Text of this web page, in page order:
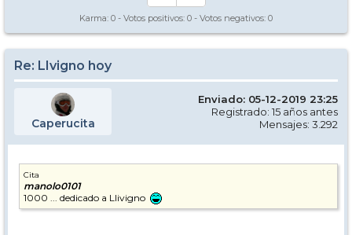
Karma: 0 - Votos positivos: 0 - Votos negativos: 0
Re: LIvigno hoy
Caperucita
Enviado: 05-12-2019 23:25
Registrado: 15 años antes
Mensajes: 3.292
Cita
manolo0101
1000 ... dedicado a Llivigno